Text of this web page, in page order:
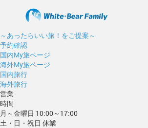
～あったらいい旅！をご提案～
予約確認
国内My旅ページ
海外My旅ページ
国内旅行
海外旅行
営業
時間
月～金曜日 10:00～17:00
土・日・祝日 休業